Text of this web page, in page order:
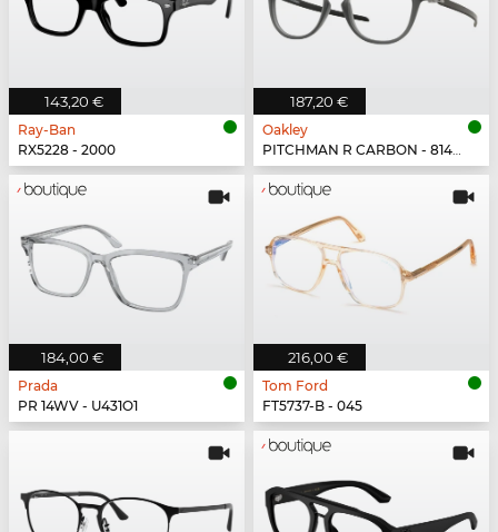
143,20 €
Ray-Ban
RX5228 - 2000
187,20 €
Oakley
PITCHMAN R CARBON - 814902
184,00 €
Prada
PR 14WV - U431O1
216,00 €
Tom Ford
FT5737-B - 045